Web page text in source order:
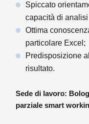
Spiccato
capacità di
Ottima
particolare Excel;
Predisposizione
risultato.
Sede di lavoro:
parziale smart